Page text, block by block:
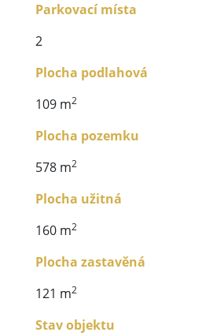
Parkovací místa
2
Plocha podlahová
109 m2
Plocha pozemku
578 m2
Plocha užitná
160 m2
Plocha zastavěná
121 m2
Stav objektu